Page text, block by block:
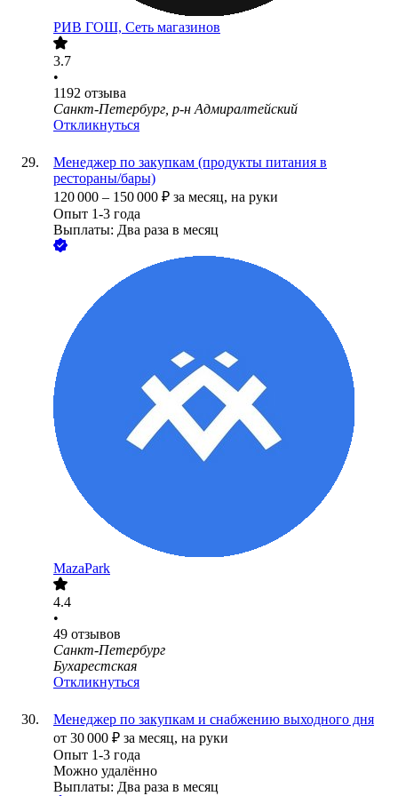
РИВ ГОШ, Сеть магазинов
3.7
•
1192 отзыва
Санкт-Петербург, р-н Адмиралтейский
Откликнуться
Менеджер по закупкам (продукты питания в
рестораны/бары)
120 000 – 150 000 ₽ за месяц, на руки
Опыт 1-3 года
Выплаты: Два раза в месяц
MazaPark
4.4
•
49 отзывов
Санкт-Петербург
Бухарестская
Откликнуться
Менеджер по закупкам и снабжению выходного дня
от 30 000 ₽ за месяц, на руки
Опыт 1-3 года
Можно удалённо
Выплаты: Два раза в месяц